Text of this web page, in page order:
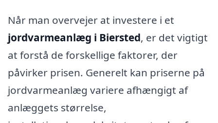
Når man overvejer at investere i et
jordvarmeanlæg i Biersted, er det vigtigt
at forstå de forskellige faktorer, der
påvirker prisen. Generelt kan priserne på
jordvarmeanlæg variere afhængigt af
anlæggets størrelse,